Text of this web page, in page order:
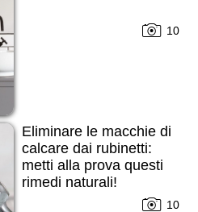
10
Eliminare le macchie di
calcare dai rubinetti:
metti alla prova questi
rimedi naturali!
10